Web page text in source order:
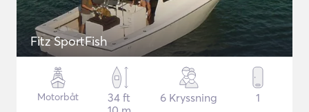
Fitz SportFish
Motorbåt
34 ft
6 Kryssning 1